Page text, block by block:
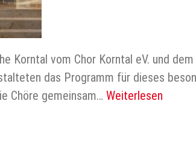
Korntal vom Chor Korntal eV. und
das Programm für dieses
Chöre gemeinsam… Weiterlesen